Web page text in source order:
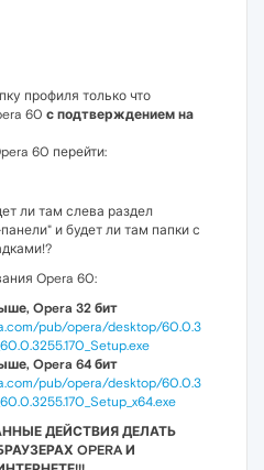
профиля только что
60 с подтверждением на
60 перейти:
ли там слева раздел
и будет ли там папки с
Opera 60:
Opera 32 бит
pub/opera/desktop/60.0.3
Opera 64 бит
pub/opera/desktop/60.0.3
ДЕЙСТВИЯ ДЕЛАТЬ
OPERA И